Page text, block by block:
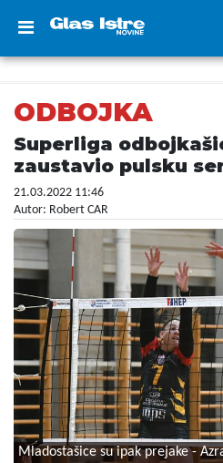
ODBOJKA
Superliga
zaustavio pulsku
21.03.2022 11:46
Autor: Robert CAR
Mladostašice su ipak prejake -